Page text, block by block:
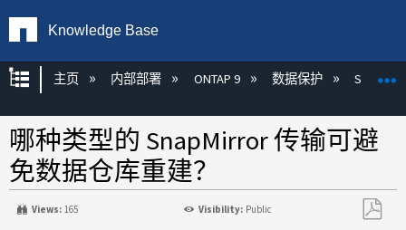
Knowledge Base
扩展/隐缩全局层次
主页 内部部署 ONTAP 9 数据保护
哪种类型的 SnapMirror 传输可避
免数据仓库重建？
Views: 165 Visibility: Public